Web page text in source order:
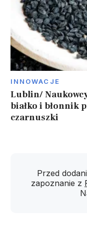
INNOWACJE
Lublin/
białko i błonnik
czarnuszki
Przed
zapoznanie z